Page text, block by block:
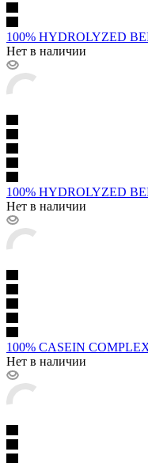
100% HYDROLYZED
Нет в наличии
100% HYDROLYZED
Нет в наличии
100% CASEIN
Нет в наличии